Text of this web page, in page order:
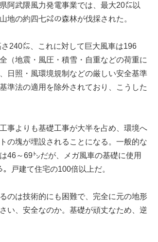
阿武隈風力発電事業では、最大20㍍以
地の約四七㌶の森林が伐採された。
240㍍、これに対して巨大風車は196
（地震・風圧・積雪・自重などの荷重に
日照・風環境規制などの厳しい安全基準
準法の適用を除外されており、こうした
事よりも基礎工事が大半を占め、環境へ
の塊が埋設されることになる。一般的な
46～69㌧だが、メガ風車の基礎に使用
戸建て住宅の100倍以上だ。
のは技術的にも困難で、完全に元の地形
い、安全なのか。基礎が頑丈なため、逆